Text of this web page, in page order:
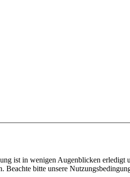
ist in wenigen Augenblicken
bitte unsere